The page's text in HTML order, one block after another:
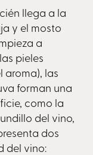
llega a la
y el mosto
a
pieles
aroma), las
forman una
como la
del vino,
dos
del vino: